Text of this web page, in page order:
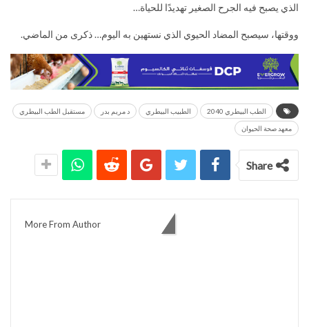
الذي يصبح فيه الجرح الصغير تهديدًا للحياة…
ووقتها، سيصبح المضاد الحيوي الذي نستهين به اليوم… ذكرى من الماضي.
الطب البيطري 2040 الطبيب البيطري د مريم بدر مستقبل الطب البيطري
معهد صحة الحيوان
Share
More From Author